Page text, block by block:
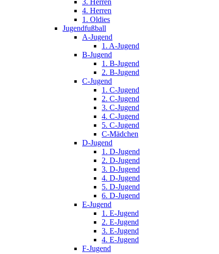
3. Herren
4. Herren
1. Oldies
Jugendfußball
A-Jugend
1. A-Jugend
B-Jugend
1. B-Jugend
2. B-Jugend
C-Jugend
1. C-Jugend
2. C-Jugend
3. C-Jugend
4. C-Jugend
5. C-Jugend
C-Mädchen
D-Jugend
1. D-Jugend
2. D-Jugend
3. D-Jugend
4. D-Jugend
5. D-Jugend
6. D-Jugend
E-Jugend
1. E-Jugend
2. E-Jugend
3. E-Jugend
4. E-Jugend
F-Jugend